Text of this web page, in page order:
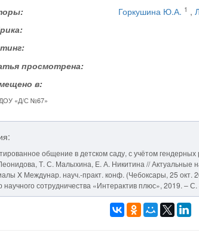
Горкушина Ю.А. 1 ,
просмотрена:
в:
«Д/С №67»
общение в детском саду, с учётом
Т. С. Малыхина, Е. А. Никитина // Актуальные
X Междунар. науч.-практ. конф. (Чебоксары, 25 окт.
сотрудничества «Интерактив плюс», 2019. –